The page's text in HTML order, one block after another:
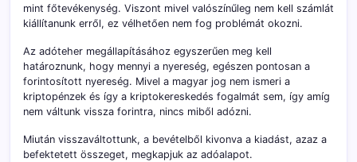
mint főtevékenység. Viszont mivel valószínűleg nem kell számlát
kiállítanunk erről, ez vélhetően nem fog problémát okozni.
Az adóteher megállapításához egyszerűen meg kell
határoznunk, hogy mennyi a nyereség, egészen pontosan a
forintosított nyereség. Mivel a magyar jog nem ismeri a
kriptopénzek és így a kriptokereskedés fogalmát sem, így amíg
nem váltunk vissza forintra, nincs miből adózni.
Miután visszaváltottunk, a bevételből kivonva a kiadást, azaz a
befektetett összeget, megkapjuk az adóalapot.